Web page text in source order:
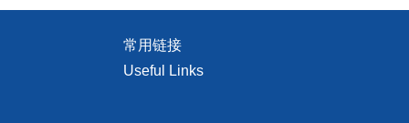
常用链接
Useful Links